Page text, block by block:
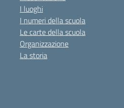
I luoghi
I numeri della scuola
Le carte della scuola
Organizzazione
La storia